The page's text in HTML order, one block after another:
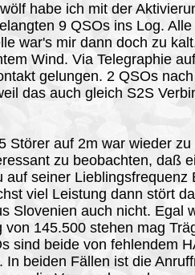
habe ich mit der
9 QSOs ins Log.
war's mir dann doch zu
Wind. Via Telegraphie
gelungen. 2 QSOs
das auch gleich S2S
Störer auf 2m war wieder zu
zu beobachten, daß
auf seiner Lieblingsfrequenz
viel Leistung dann stört
Slovenien auch nicht. Egal
von 145.500 stehen mag
sind beide von fehlendem
In beiden Fällen ist die